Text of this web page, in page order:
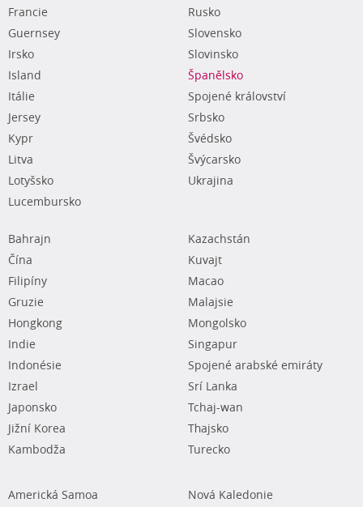
Francie
Guernsey
Irsko
Island
Itálie
Jersey
Kypr
Litva
Lotyšsko
Lucembursko
Rusko
Slovensko
Slovinsko
Španělsko
Spojené království
Srbsko
Švédsko
Švýcarsko
Ukrajina
Bahrajn
Čína
Filipíny
Gruzie
Hongkong
Indie
Indonésie
Izrael
Japonsko
Jižní Korea
Kambodža
Kazachstán
Kuvajt
Macao
Malajsie
Mongolsko
Singapur
Spojené arabské emiráty
Srí Lanka
Tchaj-wan
Thajsko
Turecko
Americká Samoa
Nová Kaledonie